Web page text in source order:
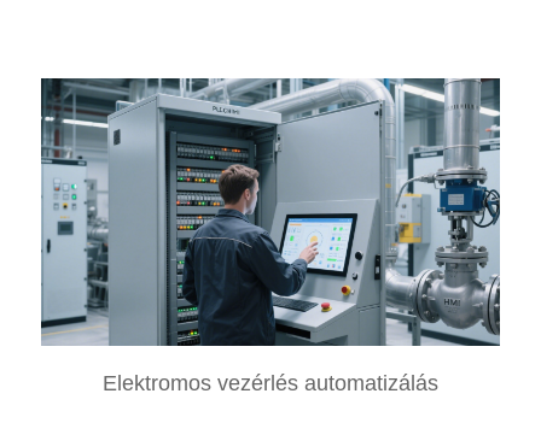
Elektromos vezérlés automatizálás